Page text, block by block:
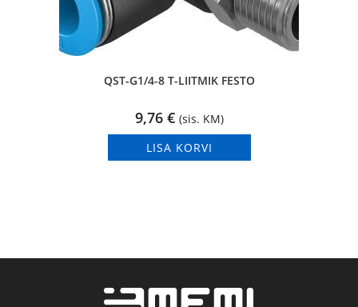
QST-G1/4-8 T-LIITMIK FESTO
9,76 € (sis. KM)
LISA KORVI